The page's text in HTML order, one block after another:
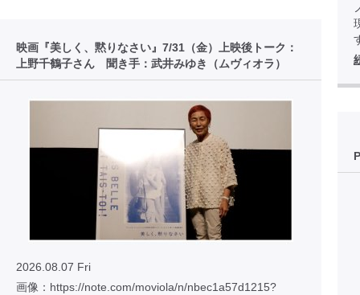
映画『美しく、黙りなさい』7/31（金）上映後トーク：
上野千鶴子さん 聞き手：武井みゆき（ムヴィオラ）
2026.08.07 Fri
画像：https://note.com/moviola/n/nbec1a57d1215?